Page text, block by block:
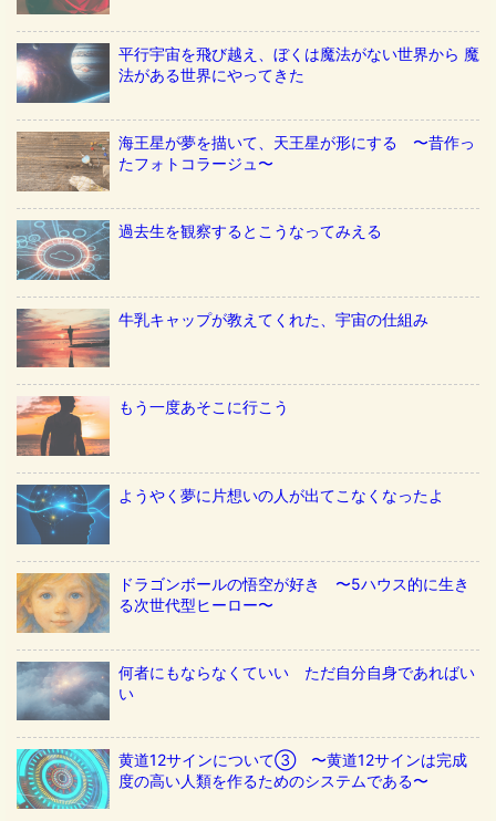
平行宇宙を飛び越え、ぼくは魔法がない世界から 魔
法がある世界にやってきた
海王星が夢を描いて、天王星が形にする 〜昔作っ
たフォトコラージュ〜
過去生を観察するとこうなってみえる
牛乳キャップが教えてくれた、宇宙の仕組み
もう一度あそこに行こう
ようやく夢に片想いの人が出てこなくなったよ
ドラゴンボールの悟空が好き 〜5ハウス的に生き
る次世代型ヒーロー〜
何者にもならなくていい ただ自分自身であればい
い
黄道12サインについて③ 〜黄道12サインは完成
度の高い人類を作るためのシステムである〜